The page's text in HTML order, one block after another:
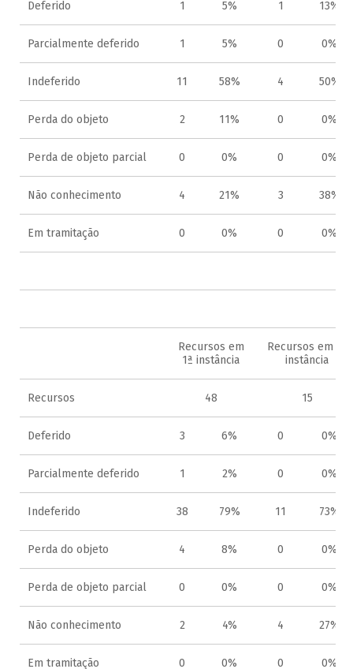
Deferido 1 5% 1 13%
Parcialmente deferido 1 5% 0 0%
Indeferido 11 58% 4 50%
Perda do objeto 2 11% 0 0%
Perda de objeto parcial 0 0% 0 0%
Não conhecimento 4 21% 3 38%
Em tramitação 0 0% 0 0%
Recursos em
1ª instância
Recursos em 2ª
instância
Recursos 48 15
Deferido 3 6% 0 0%
Parcialmente deferido 1 2% 0 0%
Indeferido 38 79% 11 73%
Perda do objeto 4 8% 0 0%
Perda de objeto parcial 0 0% 0 0%
Não conhecimento 2 4% 4 27%
Em tramitação 0 0% 0 0%